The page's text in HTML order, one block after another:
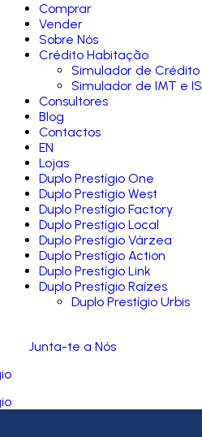
Comprar
Vender
Sobre Nós
Crédito Habitação
Simulador de Crédito
Simulador de IMT e IS
Consultores
Blog
Contactos
EN
Lojas
Duplo Prestígio One
Duplo Prestígio West
Duplo Prestígio Factory
Duplo Prestígio Local
Duplo Prestígio Várzea
Duplo Prestígio Action
Duplo Prestígio Link
Duplo Prestígio Raízes
Duplo Prestígio Urbis
Junta-te a Nós